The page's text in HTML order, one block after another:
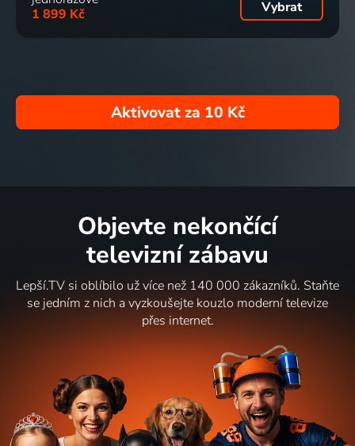
1 899 Kč
Vybrat
Aktivovat za 10 Kč
Objevte nekončící
televizní zábavu
Lepší.TV si oblíbilo už více než 140 000 zákazníků. Staňte
se jedním z nich a vyzkoušejte kouzlo moderní televize
přes internet.